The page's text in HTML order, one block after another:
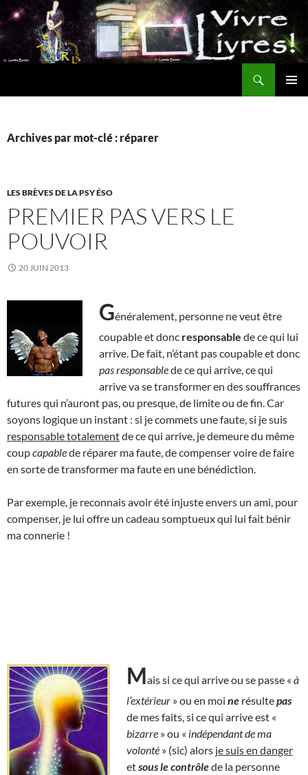
Aller
au
contenu
Archives par mot-clé : réparer
LES BRÈVES DE LA PSY ÉSO
PREMIER PAS VERS LE
POUVOIR
20 JUIN 2013
Généralement, personne ne veut être
coupable et donc responsable de ce qui lui
arrive. De fait, n’étant pas coupable et donc
pas responsablede ce qui arrive, ce qui
arrive va se transformer en des souffrances
futures qui n’auront pas, ou presque, de limite ou de fin. Car
soyons logique un instant : si je commets une faute, si je suis
responsable totalementde ce qui arrive, je demeure du même
coupcapablede réparer ma faute, de compenser voire de faire
en sorte de transformer ma faute en une bénédiction.
Par exemple, je reconnais avoir été injuste envers un ami, pour
compenser, je lui offre un cadeau somptueux qui lui fait bénir
ma connerie !
Mais si ce qui arrive ou se passe « à
l’extérieur » ou en moi ne résultepas
de mes faits, si ce qui arrive est «
bizarre » ou « indépendant de ma
volonté » (sic) alors je suis en danger
etsous le contrôlede la personne